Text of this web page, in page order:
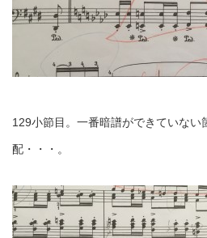
129小節目。一番暗譜ができていない
配・・・。